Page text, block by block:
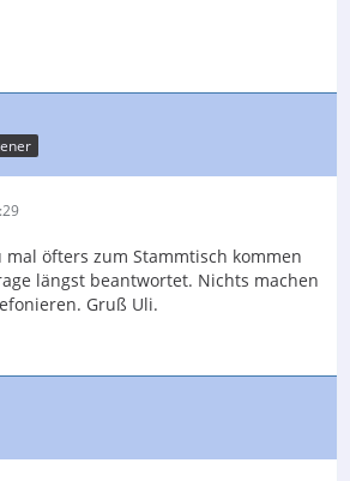
mal öfters zum Stammtisch kommen
längst beantwortet. Nichts machen
Gruß Uli.